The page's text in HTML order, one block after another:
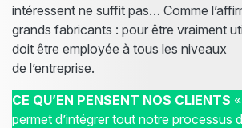
intéressent ne suffit pas… Comme
grands fabricants : pour être vraiment
doit être employée à tous les niveaux
de l’entreprise.
CE QU’EN PENSENT NOS CLIENTS
permet d’intégrer tout notre processus